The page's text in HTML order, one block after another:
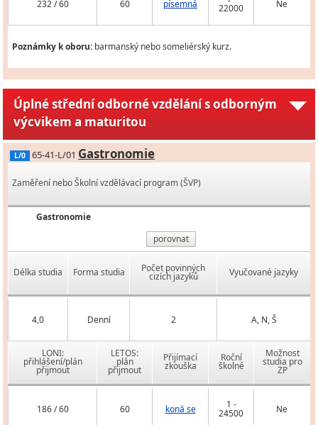
232 / 60 60 písemná 22000 Ne
Poznámky k oboru: barmanský nebo someliérský kurz.
Úplné střední odborné vzdělání s odborným
výcvikem a maturitou
L/0 65-41-L/01 Gastronomie
Zaměření nebo Školní vzdělávací program (ŠVP)
Gastronomie
porovnat
Délka studia Forma studia Počet povinných
cizích jazyků Vyučované jazyky
4,0 Denní 2 A, N, Š
LONI:
přihlášení/plán
přijmout
LETOS:
plán
přijmout
Přijímací
zkouška
Roční
školné
Možnost
studia pro
ZP
186 / 60 60 koná se 1 -
24500 Ne